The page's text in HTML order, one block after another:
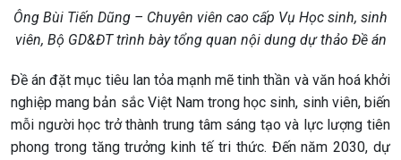
Ông Bùi Tiến Dũng – Chuyên viên cao cấp Vụ Học sinh, sinh
viên, Bộ GD&ĐT trình bày tổng quan nội dung dự thảo Đề án
Đề án đặt mục tiêu lan tỏa mạnh mẽ tinh thần và văn hoá khởi
nghiệp mang bản sắc Việt Nam trong học sinh, sinh viên, biến
mỗi người học trở thành trung tâm sáng tạo và lực lượng tiên
phong trong tăng trưởng kinh tế tri thức. Đến năm 2030, dự